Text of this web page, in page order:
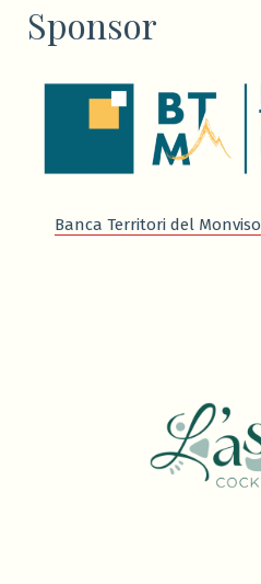
Sponsor
Banca Territori del Monviso